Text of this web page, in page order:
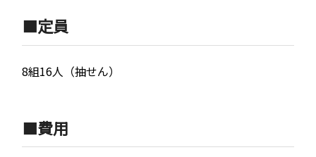
🟧定員
8組16人（抽せん）
🟧費用